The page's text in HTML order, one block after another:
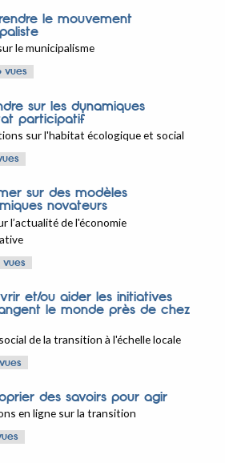
le mouvement
le municipalisme
vues
sur les dynamiques
participatif
sur l'habitat écologique et social
sur des modèles
novateurs
l’actualité de l'économie
vues
et/ou aider les initiatives
le monde près de chez
de la transition à l'échelle locale
des savoirs pour agir
en ligne sur la transition